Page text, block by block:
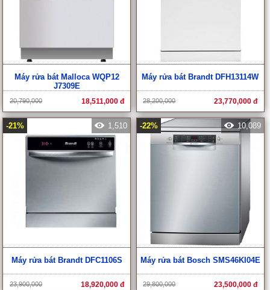
Máy rửa bát Malloca WQP12
J7309E
20,790,000 18,511,000 đ
Máy rửa bát Brandt DFH13114W
28,200,000 23,770,000 đ
-21% 1,510
Máy rửa bát Brandt DFC1106S
23,900,000 18,920,000 đ
-22% 10,089
Máy rửa bát Bosch SMS46KI04E
29,800,000 23,500,000 đ